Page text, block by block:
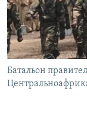
Батальон